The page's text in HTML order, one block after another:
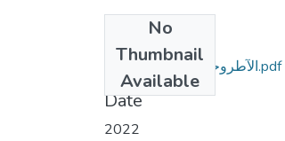
No
Thumbnail
Available
ملف1966 PDF الآطروحة.pdf
Date
2022